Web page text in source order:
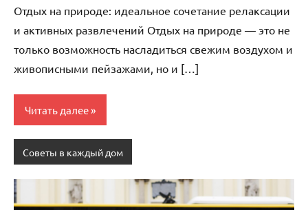
Отдых на природе: идеальное сочетание релаксации
и активных развлечений Отдых на природе — это не
только возможность насладиться свежим воздухом и
живописными пейзажами, но и […]
Читать далее
Советы в каждый дом